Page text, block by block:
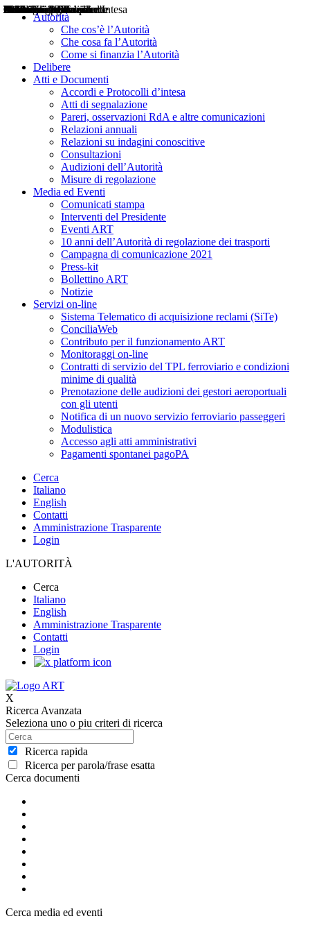
Autorità
Che cos’è l’Autorità
Che cosa fa l’Autorità
Come si finanzia l’Autorità
Delibere
Atti e Documenti
Accordi e Protocolli d’intesa
Atti di segnalazione
Pareri, osservazioni RdA e altre comunicazioni
Relazioni annuali
Relazioni su indagini conoscitive
Consultazioni
Audizioni dell’Autorità
Misure di regolazione
Media ed Eventi
Comunicati stampa
Interventi del Presidente
Eventi ART
10 anni dell’Autorità di regolazione dei trasporti
Campagna di comunicazione 2021
Press-kit
Bollettino ART
Notizie
Servizi on-line
Sistema Telematico di acquisizione reclami (SiTe)
ConciliaWeb
Contributo per il funzionamento ART
Monitoraggi on-line
Contratti di servizio del TPL ferroviario e condizioni
minime di qualità
Prenotazione delle audizioni dei gestori aeroportuali
con gli utenti
Notifica di un nuovo servizio ferroviario passeggeri
Modulistica
Accesso agli atti amministrativi
Pagamenti spontanei pagoPA
Cerca
Italiano
English
Contatti
Amministrazione Trasparente
Login
L'AUTORITÀ
Cerca
Italiano
English
Amministrazione Trasparente
Contatti
Login
X
Ricerca Avanzata
Seleziona uno o piu criteri di ricerca
Ricerca rapida
Ricerca per parola/frase esatta
Cerca documenti
Delibere
Pareri
Consultazioni
Audizioni
Atti di Segnalazione
Accordi e Protocolli d'Intesa
Relazioni annuali
Misure di regolazione
Cerca media ed eventi
Notizie
Comunicati Stampa
Bollettini ART
Convegni ART
Interviste del Presidente
Articoli in primo piano
Interventi del Presidente
2004
2005
2010
2013
2014
2015
2016
2017
2018
2019
202
2020
2021
2022
2023
2024
2025
2026
Aereo
Marittimo
Terrestre